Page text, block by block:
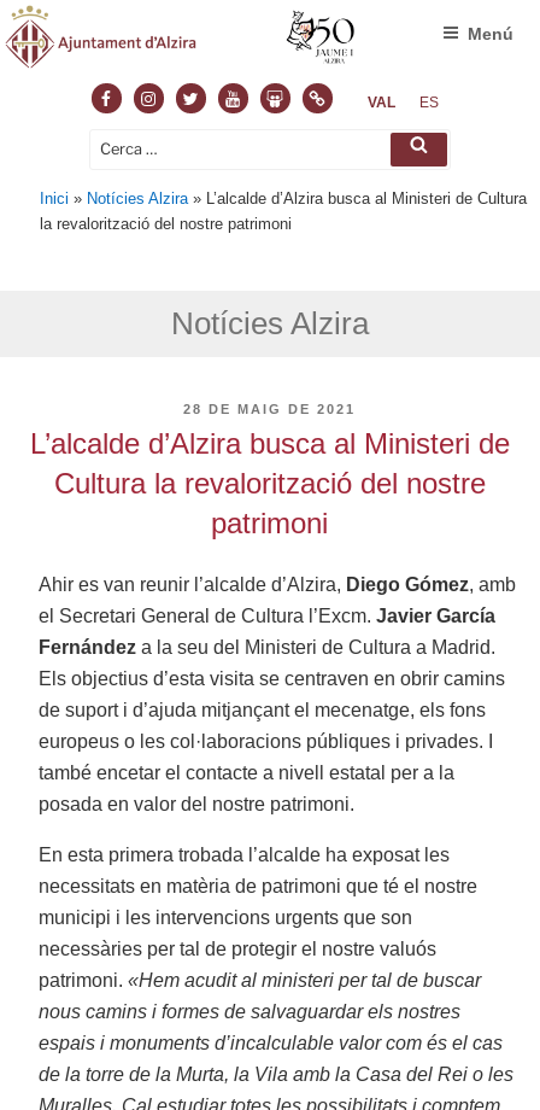
FacebookInstagram
TwitterYoutubeSlideshare
NormasVAL ES
Cerca: Cerca
Menú
Inici » Notícies Alzira » L’alcalde d’Alzira busca al Ministeri de Cultura
la revalorització del nostre patrimoni
Notícies Alzira
PUBLICAT
28 DE MAIG DE 2021
L’alcalde d’Alzira busca al Ministeri de
Cultura la revalorització del nostre
patrimoni
Ahir es van reunir l’alcalde d’Alzira, Diego Gómez, amb
el Secretari General de Cultura l’Excm.Javier García
Fernández a la seu del Ministeri de Cultura a Madrid.
Els objectius d’esta visita se centraven en obrir camins
de suport i d’ajuda mitjançant el mecenatge, els fons
europeus o les col·laboracions públiques i privades. I
també encetar el contacte a nivell estatal per a la
posada en valor del nostre patrimoni.
En esta primera trobada l’alcalde ha exposat les
necessitats en matèria de patrimoni que té el nostre
municipi i les intervencions urgents que son
necessàries per tal de protegir el nostre valuós
patrimoni.«Hem acudit al ministeri per tal de buscar
nous camins i formes de salvaguardar els nostres
espais i monuments d’incalculable valor com és el cas
de la torre de la Murta, la Vila amb la Casa del Rei o les